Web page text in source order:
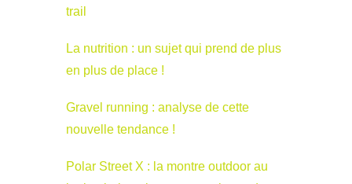
trail
La nutrition : un sujet qui prend de plus
en plus de place !
Gravel running : analyse de cette
nouvelle tendance !
Polar Street X : la montre outdoor au